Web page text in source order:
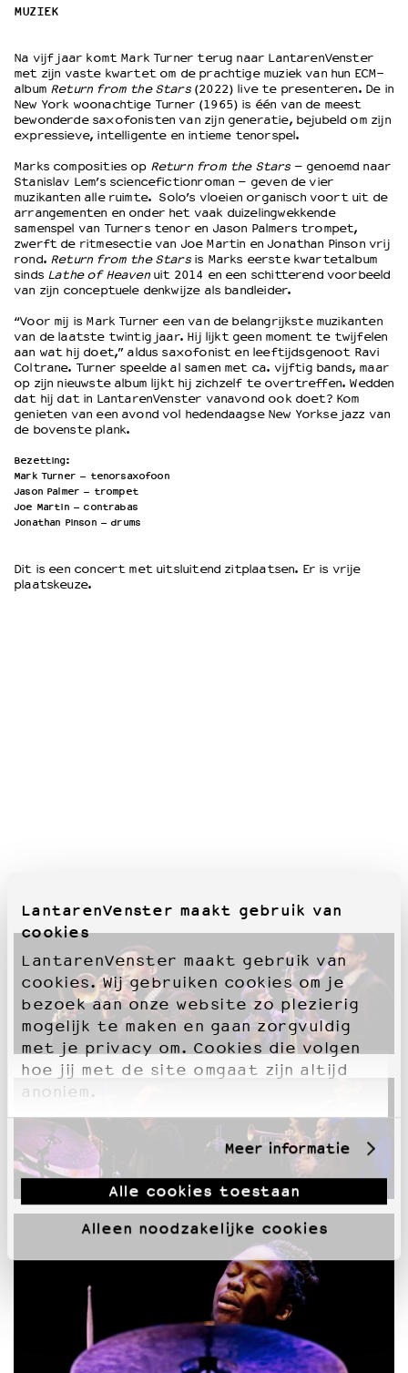
LantarenVenster maakt gebruik van
cookies
LantarenVenster maakt gebruik van
cookies. Wij gebruiken cookies om je
bezoek aan onze website zo plezierig
mogelijk te maken en gaan zorgvuldig
met je privacy om. Cookies die volgen
hoe jij met de site omgaat zijn altijd
anoniem.
Meer informatie
Alle cookies toestaan
Alleen noodzakelijke cookies
Wat we doen
Werken bij
Wie is wie
Word vriend
Partners
Huisregels
Privacyverklaring
Integriteits- en gedragscode
Duurzaamheid
Culturele boycot Israël
MUZIEK
Na vijf jaar komt Mark Turner terug naar LantarenVenster
met zijn vaste kwartet om de prachtige muziek van hun ECM-
albumReturn from the Stars(2022) live te presenteren. De in
New York woonachtige Turner (1965) is één van de meest
bewonderde saxofonisten van zijn generatie, bejubeld om zijn
expressieve, intelligente en intieme tenorspel.
Marks composities op Return from the Stars– genoemd naar
Stanislav Lem’s sciencefictionroman – geven de vier
muzikanten alle ruimte. Solo’s vloeien organisch voort uit de
arrangementen en onder het vaak duizelingwekkende
samenspel van Turners tenor en Jason Palmers trompet,
zwerft de ritmesectie van Joe Martin en Jonathan Pinson vrij
rond. Return from the Starsis Marks eerste kwartetalbum
sinds Lathe of Heavenuit 2014 en een schitterend voorbeeld
van zijn conceptuele denkwijze als bandleider.
“Voor mij is Mark Turner een van de belangrijkste muzikanten
van de laatste twintig jaar. Hij lijkt geen moment te twijfelen
aan wat hij doet,” aldus saxofonist en leeftijdsgenoot Ravi
Coltrane. Turner speelde al samen met ca. vijftig bands, maar
op zijn nieuwste album lijkt hij zichzelf te overtreffen. Wedden
dat hij dat in LantarenVenster vanavond ook doet? Kom
genieten van een avond vol hedendaagse New Yorkse jazz van
de bovenste plank.
Bezetting:
Mark Turner – tenorsaxofoon
Jason Palmer – trompet
Joe Martin – contrabas
Jonathan Pinson – drums
Dit is een concert met uitsluitend zitplaatsen. Er is vrije
plaatskeuze.